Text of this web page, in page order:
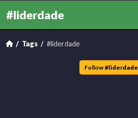
#liderdade
Tags #liderdade
Follow #liderdade